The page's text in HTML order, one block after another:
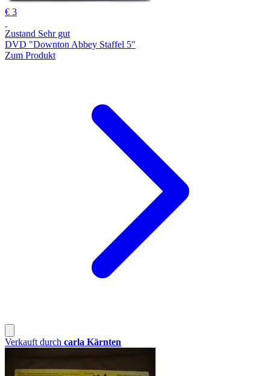
€ 3
Zustand Sehr gut
DVD "Downton Abbey Staffel 5"
Zum Produkt
Verkauft durch carla Kärnten